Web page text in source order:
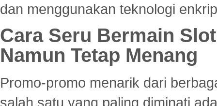
dan menggunakan teknologi
Cara Seru Bermain
Namun Tetap Menang
Promo-promo menarik dari
salah satu yang paling diminati